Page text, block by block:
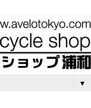
▼